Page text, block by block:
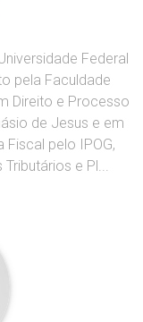
Federal
pela Faculdade
Direito e Processo
de Jesus e em
Fiscal pelo IPOG,
e Pl...